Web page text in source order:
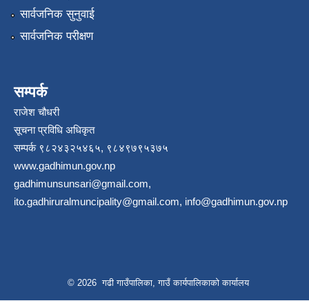
सार्वजनिक सुनुवाई
सार्वजनिक परीक्षण
सम्पर्क
राजेश चौधरी
सूचना प्रविधि अधिकृत
सम्पर्क ९८२४३२५४६५, ९८४९७९५३७५
www.gadhimun.gov.np
gadhimunsunsari@gmail.com,
ito.gadhiruralmuncipality@gmail.com, info@gadhimun.gov.np
© 2026 गढी गाउँपालिका, गाउँ कार्यपालिकाको कार्यालय